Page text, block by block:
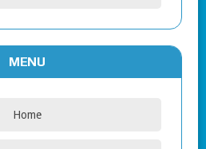
MENU
Home